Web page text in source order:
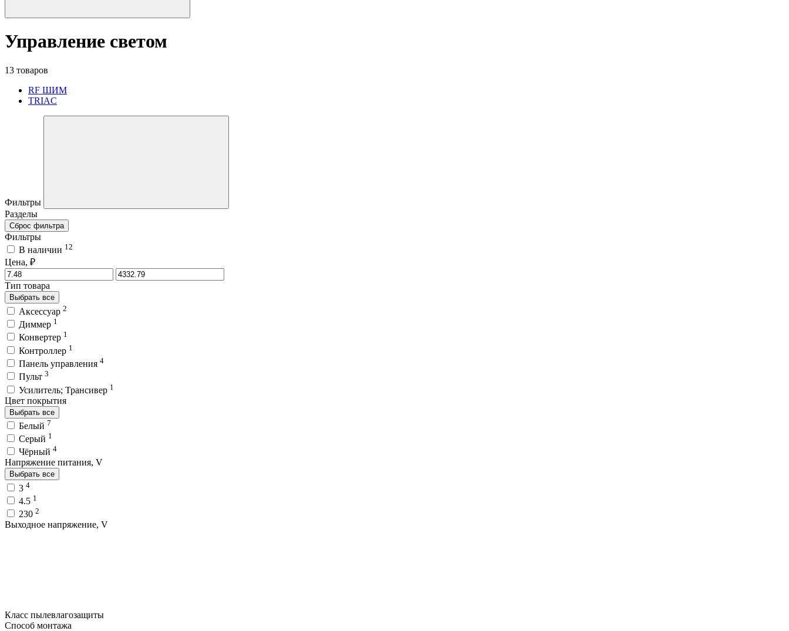
Управление светом
13 товаров
RF ШИМ
TRIAC
Фильтры
Разделы
Сброс фильтра
Фильтры
В наличии 12
Цена, ₽
Тип товара
Выбрать все
Аксессуар 2
Диммер 1
Конвертер 1
Контроллер 1
Панель управления 4
Пульт 3
Усилитель; Трансивер 1
Цвет покрытия
Выбрать все
Белый 7
Серый 1
Чёрный 4
Напряжение питания, V
Выбрать все
3 4
4.5 1
230 2
Выходное напряжение, V
Класс пылевлагозащиты
Способ монтажа